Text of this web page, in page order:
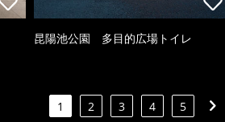
昆陽池公園 多目的広場トイレ
1 2 3 4 5